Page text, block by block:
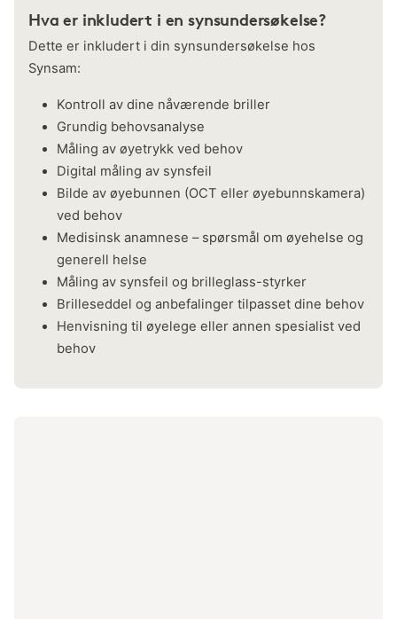
Hva er inkludert i en synsundersøkelse?
Dette er inkludert i din synsundersøkelse hos
Synsam:
Kontroll av dine nåværende briller
Grundig behovsanalyse
Måling av øyetrykk ved behov
Digital måling av synsfeil
Bilde av øyebunnen (OCT eller øyebunnskamera)
ved behov
Medisinsk anamnese – spørsmål om øyehelse og
generell helse
Måling av synsfeil og brilleglass-styrker
Brilleseddel og anbefalinger tilpasset dine behov
Henvisning til øyelege eller annen spesialist ved
behov